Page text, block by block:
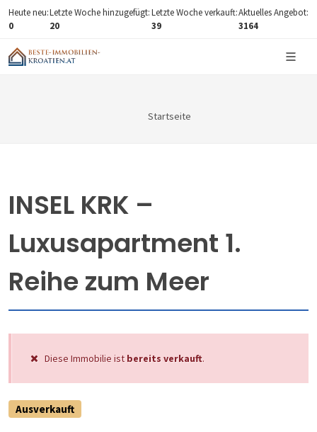
Heute neu:
0
Letzte Woche hinzugefügt:
20
Letzte Woche verkauft:
39
Aktuelles Angebot:
3164
Startseite
INSEL KRK –
Luxusapartment 1.
Reihe zum Meer
Diese Immobilie ist bereits verkauft.
Ausverkauft